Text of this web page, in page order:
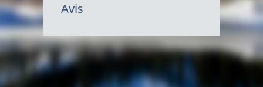
Avis
du
Canada